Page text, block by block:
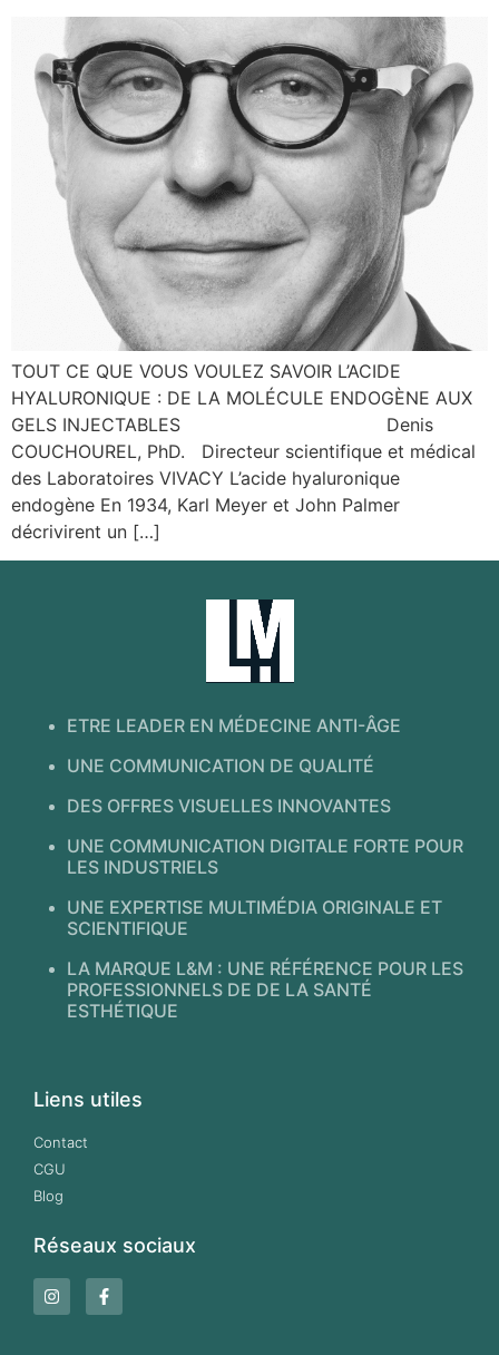
TOUT CE QUE VOUS VOULEZ SAVOIR L’ACIDE
HYALURONIQUE : DE LA MOLÉCULE ENDOGÈNE AUX
GELS INJECTABLES Denis
COUCHOUREL, PhD. Directeur scientifique et médical
des Laboratoires VIVACY L’acide hyaluronique
endogène En 1934, Karl Meyer et John Palmer
décrivirent un […]
ETRE LEADER EN MÉDECINE ANTI-ÂGE
UNE COMMUNICATION DE QUALITÉ
DES OFFRES VISUELLES INNOVANTES
UNE COMMUNICATION DIGITALE FORTE POUR
LES INDUSTRIELS
UNE EXPERTISE MULTIMÉDIA ORIGINALE ET
SCIENTIFIQUE
LA MARQUE L&M : UNE RÉFÉRENCE POUR LES
PROFESSIONNELS DE DE LA SANTÉ
ESTHÉTIQUE
Liens utiles
Contact
CGU
Blog
Réseaux sociaux